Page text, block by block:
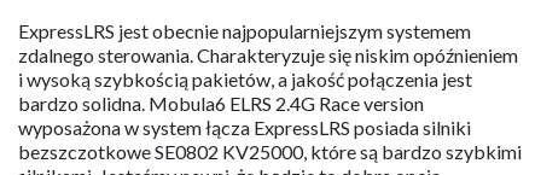
ExpressLRS jest obecnie najpopularniejszym systemem
zdalnego sterowania. Charakteryzuje się niskim opóźnieniem
i wysoką szybkością pakietów, a jakość połączenia jest
bardzo solidna. Mobula6 ELRS 2.4G Race version
wyposażona w system łącza ExpressLRS posiada silniki
bezszczotkowe SE0802 KV25000, które są bardzo szybkimi